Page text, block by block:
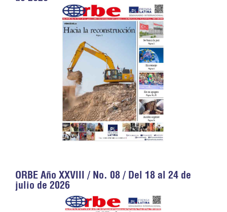
ORBE Año XXVIII / No. 08 / Del 18 al 24 de
julio de 2026